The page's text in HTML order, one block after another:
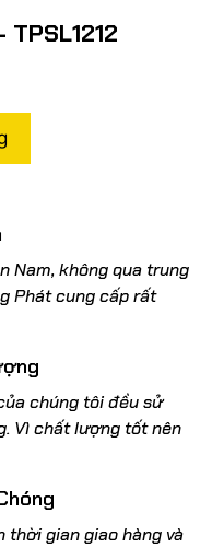
Nam, không qua trung
Phát cung cấp rất
chúng tôi đều sử
Vì chất lượng tốt nên
thời gian giao hàng và